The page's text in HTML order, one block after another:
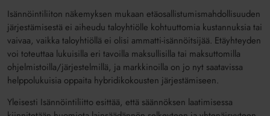
Isännöintiliiton näkemyksen mukaan etäosallistumismahdollisuuden
järjestämisestä ei aiheudu taloyhtiölle kohtuuttomia kustannuksia tai
vaivaa, vaikka taloyhtiöllä ei olisi ammatti-isännöitsijää. Etäyhteyden
voi toteuttaa lukuisilla eri tavoilla maksullisilla tai maksuttomilla
ohjelmistoilla/järjestelmillä, ja markkinoilla on jo nyt saatavissa
helppolukuisia oppaita hybridikokousten järjestämiseen.
Yleisesti Isännöintiliitto esittää, että säännöksen laatimisessa